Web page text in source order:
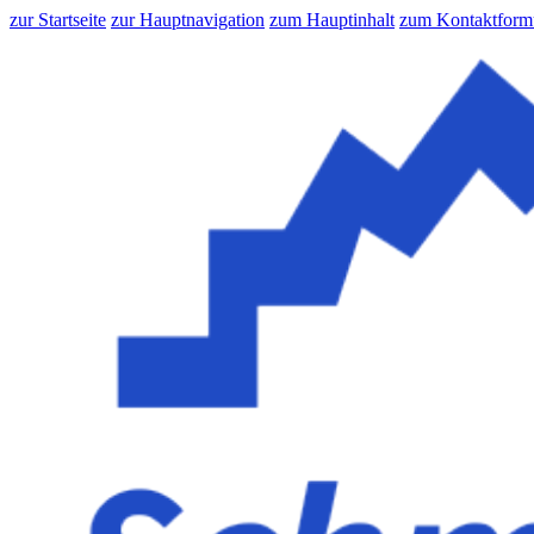
zur Startseite zur Hauptnavigation zum Hauptinhalt zum